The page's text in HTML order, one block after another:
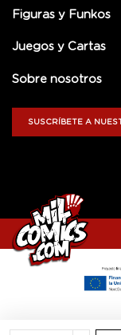
Figuras y Funkos
Juegos y Cartas
Sobre nosotros
SUSCRÍBETE A